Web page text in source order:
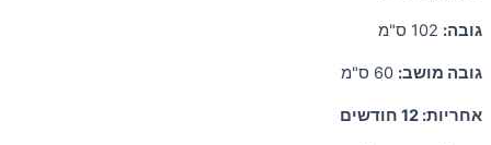
גובה:
גובה מושב:
אחריות: 12 חודשים